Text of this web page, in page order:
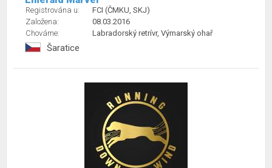
Registrována u:
FCI (ČMKU, SKJ)
Založena:
08.03.2016
Chováme:
Labradorský retrívr, Výmarský ohař
Šaratice